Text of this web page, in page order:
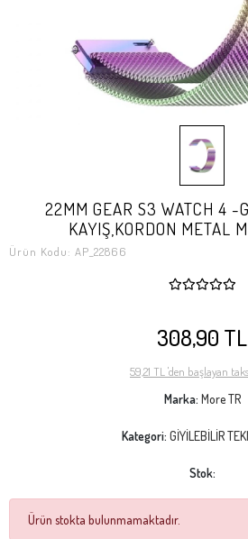
22MM GEAR S3 WATCH 4 -
KAYIŞ,KORDON METAL
Ürün Kodu: AP_22866
308,90 TL
59,21 TL 'den başlayan
Marka: More TR
Kategori: GİYİLEBİLİR
Stok:
Ürün stokta bulunmamaktadır.